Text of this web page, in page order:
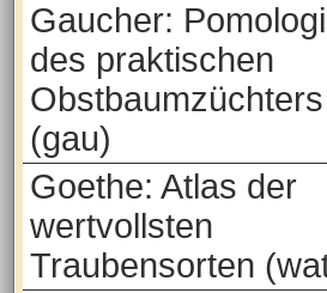
Gaucher:
des praktischen
Obstbaumzüchters
(gau)
Goethe: Atlas der
wertvollsten
Traubensorten